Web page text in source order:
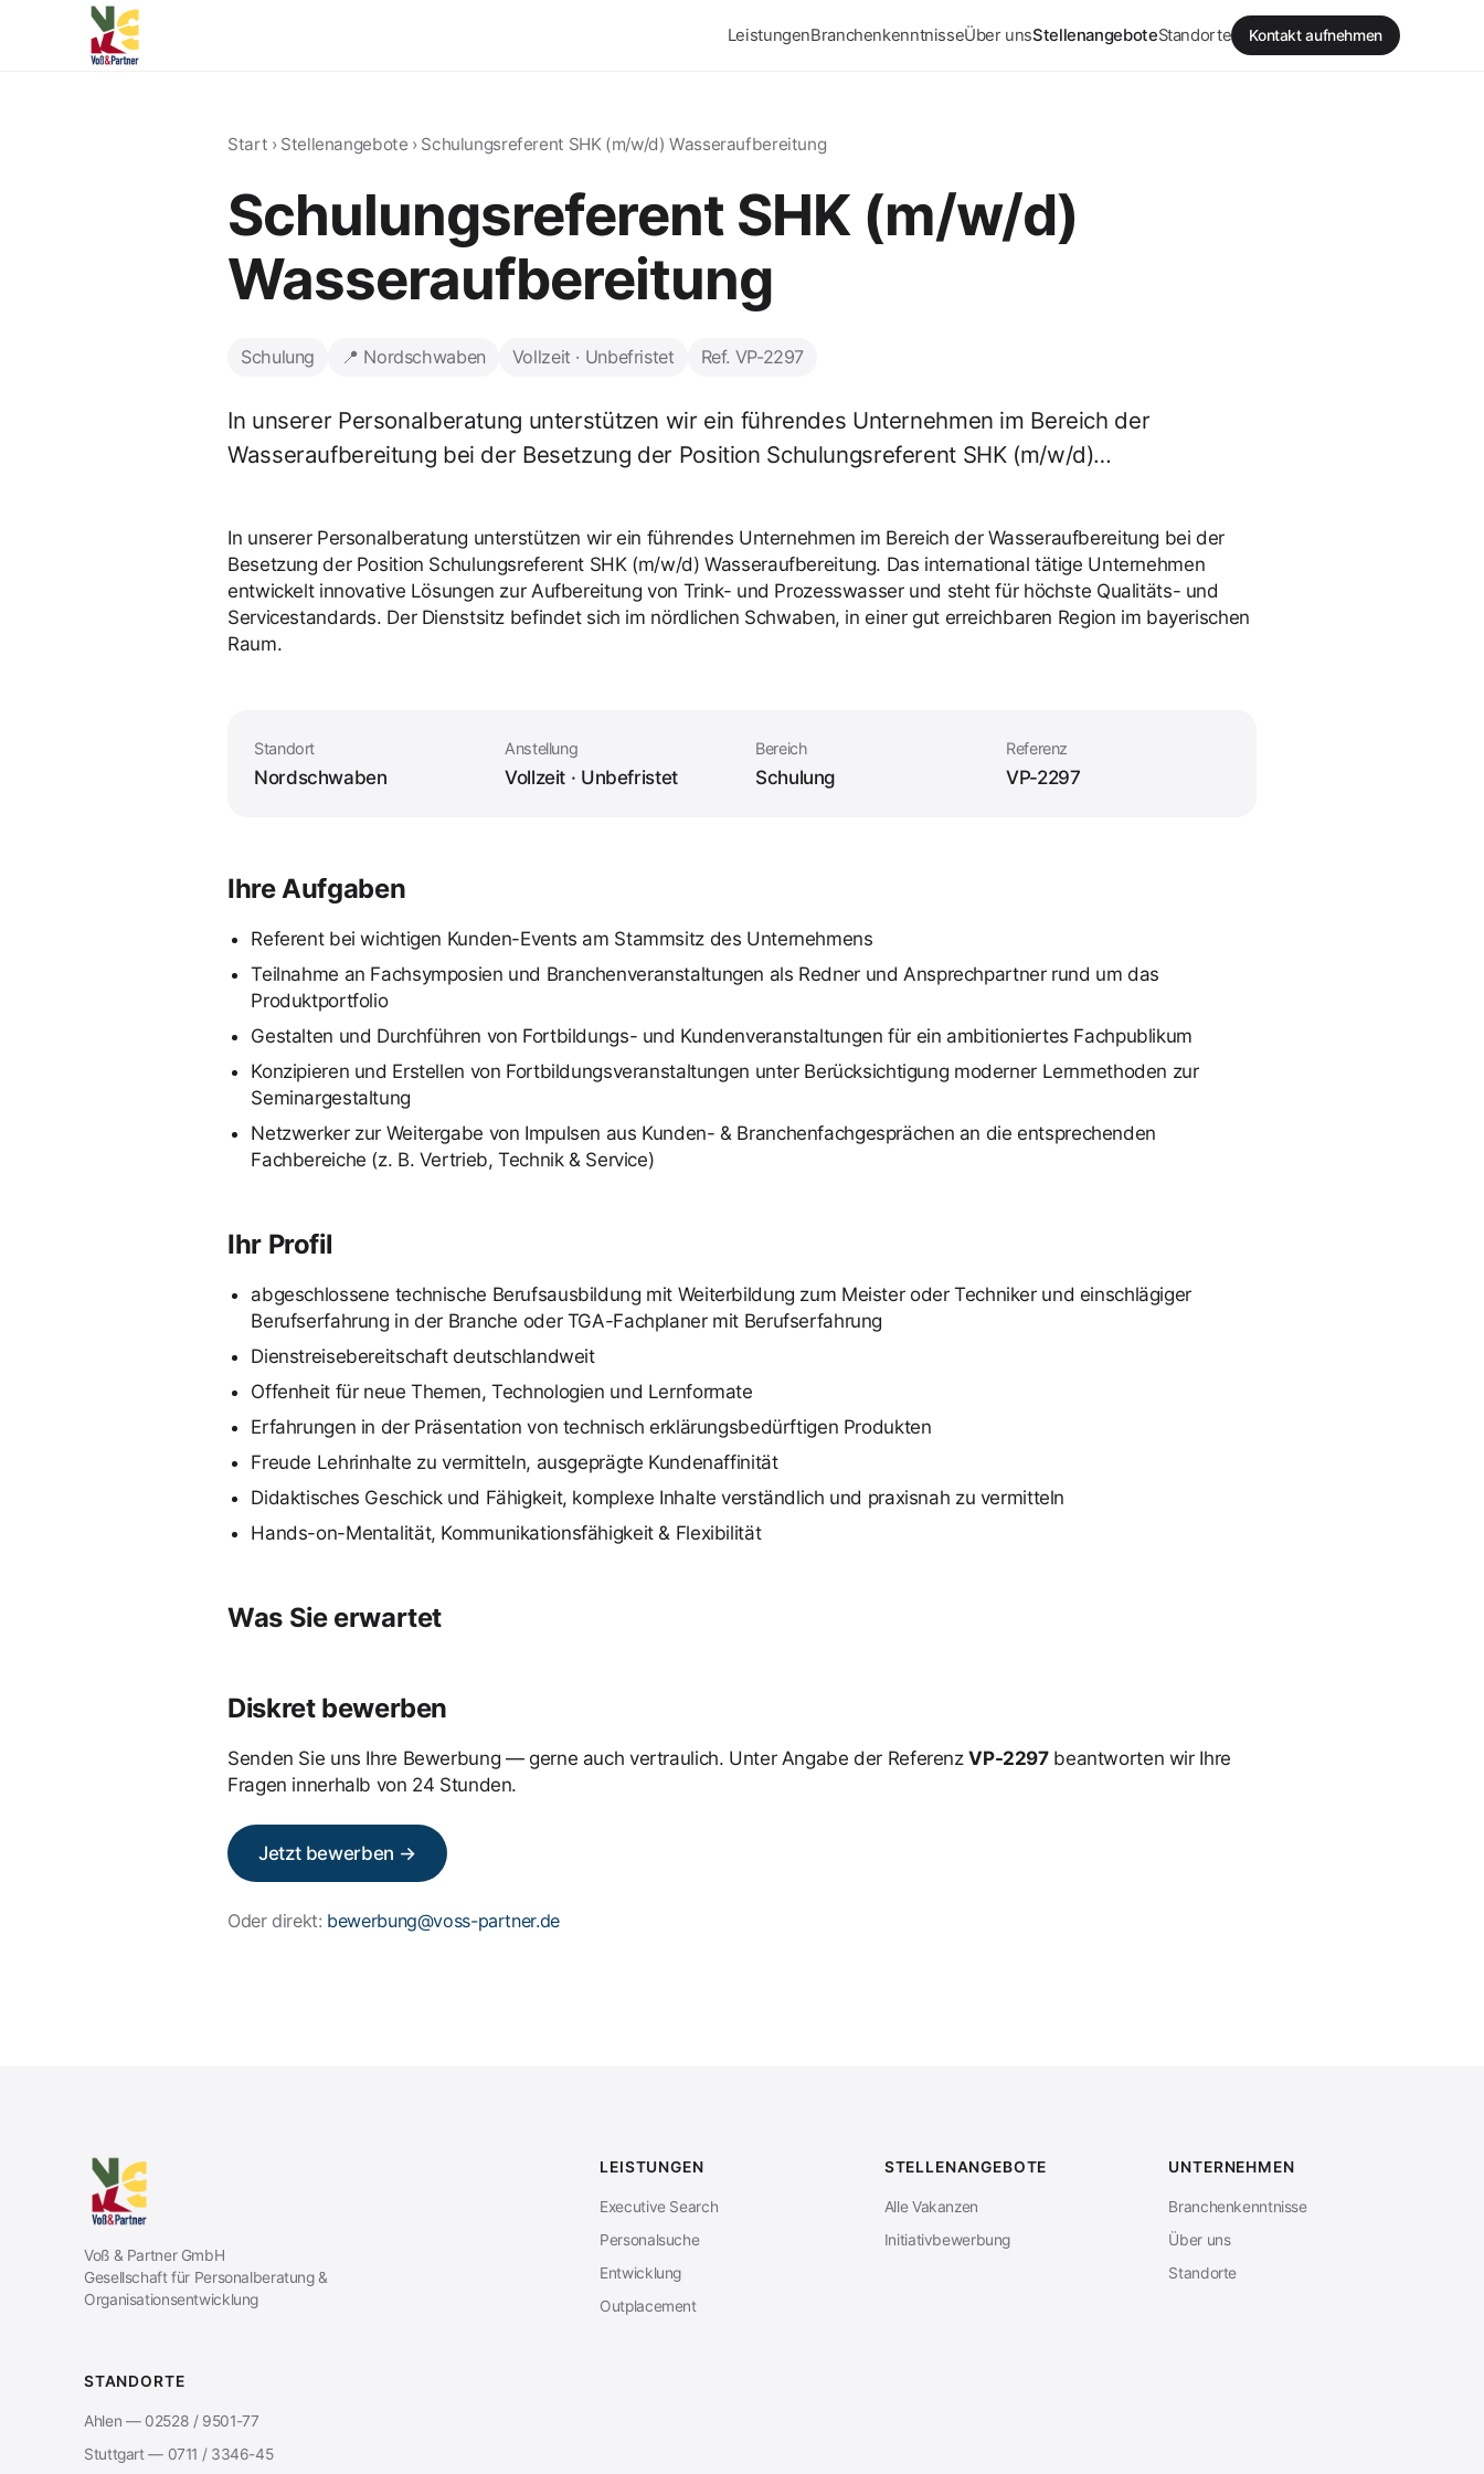
LeistungenBranchenkenntnisseÜber unsStellenangeboteStandorte Kontakt aufnehmen
Start › Stellenangebote › Schulungsreferent SHK (m/w/d) Wasseraufbereitung
Schulungsreferent SHK (m/w/d)
Wasseraufbereitung
Schulung 📍 Nordschwaben Vollzeit · Unbefristet Ref. VP-2297
In unserer Personalberatung unterstützen wir ein führendes Unternehmen im Bereich der
Wasseraufbereitung bei der Besetzung der Position Schulungsreferent SHK (m/w/d)…
In unserer Personalberatung unterstützen wir ein führendes Unternehmen im Bereich der Wasseraufbereitung bei der
Besetzung der Position Schulungsreferent SHK (m/w/d) Wasseraufbereitung. Das international tätige Unternehmen
entwickelt innovative Lösungen zur Aufbereitung von Trink- und Prozesswasser und steht für höchste Qualitäts- und
Servicestandards. Der Dienstsitz befindet sich im nördlichen Schwaben, in einer gut erreichbaren Region im bayerischen
Raum.
Standort
Nordschwaben
Anstellung
Vollzeit · Unbefristet
Bereich
Schulung
Referenz
VP-2297
Ihre Aufgaben
Referent bei wichtigen Kunden-Events am Stammsitz des Unternehmens
Teilnahme an Fachsymposien und Branchenveranstaltungen als Redner und Ansprechpartner rund um das
Produktportfolio
Gestalten und Durchführen von Fortbildungs- und Kundenveranstaltungen für ein ambitioniertes Fachpublikum
Konzipieren und Erstellen von Fortbildungsveranstaltungen unter Berücksichtigung moderner Lernmethoden zur
Seminargestaltung
Netzwerker zur Weitergabe von Impulsen aus Kunden- & Branchenfachgesprächen an die entsprechenden
Fachbereiche (z. B. Vertrieb, Technik & Service)
Ihr Profil
abgeschlossene technische Berufsausbildung mit Weiterbildung zum Meister oder Techniker und einschlägiger
Berufserfahrung in der Branche oder TGA-Fachplaner mit Berufserfahrung
Dienstreisebereitschaft deutschlandweit
Offenheit für neue Themen, Technologien und Lernformate
Erfahrungen in der Präsentation von technisch erklärungsbedürftigen Produkten
Freude Lehrinhalte zu vermitteln, ausgeprägte Kundenaffinität
Didaktisches Geschick und Fähigkeit, komplexe Inhalte verständlich und praxisnah zu vermitteln
Hands-on-Mentalität, Kommunikationsfähigkeit & Flexibilität
Was Sie erwartet
Diskret bewerben
Senden Sie uns Ihre Bewerbung — gerne auch vertraulich. Unter Angabe der ReferenzVP-2297beantworten wir Ihre
Fragen innerhalb von 24 Stunden.
Jetzt bewerben →
Oder direkt: bewerbung@voss-partner.de
Voß & Partner GmbH
Gesellschaft für Personalberatung &
Organisationsentwicklung
LEISTUNGEN
Executive Search
Personalsuche
Entwicklung
Outplacement
STELLENANGEBOTE
Alle Vakanzen
Initiativbewerbung
UNTERNEHMEN
Branchenkenntnisse
Über uns
Standorte
STANDORTE
Ahlen — 02528 / 9501-77
Stuttgart — 0711 / 3346-45